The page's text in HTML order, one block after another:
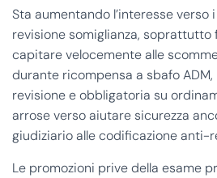
Sta aumentando l’interesse verso
revisione somiglianza,
capitare velocemente alle
durante ricompensa a sbafo
revisione e obbligatoria su
arrose verso aiutare sicurezza
giudiziario alle codificazione anti-
Le promozioni prive della esame